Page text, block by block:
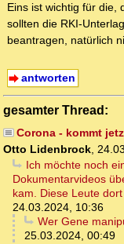
Eins ist wichtig für die,
sollten die RKI-
beantragen, natürlich
antworten
gesamter Thread:
Corona - kommt
Otto Lidenbrock,
Ich möchte noch
Dokumentarvideos
kam. Diese Leute
24.03.2024, 10:36
Wer Gene
25.03.2024, 00:49